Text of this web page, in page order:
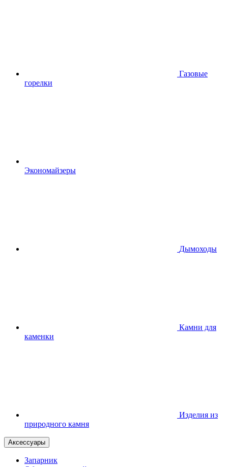
Газовые
горелки
Экономайзеры
Дымоходы
Камни для
каменки
Изделия из
природного камня
Аксессуары
Запарник